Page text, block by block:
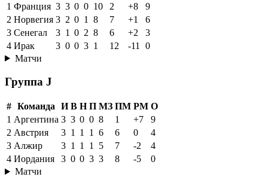
1 Франция 3 3 0 0 10 2 +8
9
2 Норвегия 3 2 0 1 8 7 +1
6
3 Сенегал 3 1 0 2 8 6 +2
3
4 Ирак 3 0 0 3 1 12 -11
0
Матчи
Группа J
# Команда И В Н П МЗ ПМ РМ О
1 Аргентина 3 3 0 0 8 1 +7
9
2 Австрия 3 1 1 1 6 6 0
4
3 Алжир 3 1 1 1 5 7 -2
4
4 Иордания 3 0 0 3 3 8 -5
0
Матчи